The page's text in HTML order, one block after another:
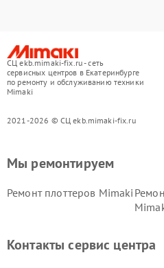
СЦ ekb.mimaki-fix.ru - сеть
сервисных центров в Екатеринбурге
по ремонту и обслуживанию техники
Mimaki
2021-2026 © СЦ ekb.mimaki-fix.ru
Мы ремонтируем
Ремонт плоттеров Mimaki
Контакты сервис центра